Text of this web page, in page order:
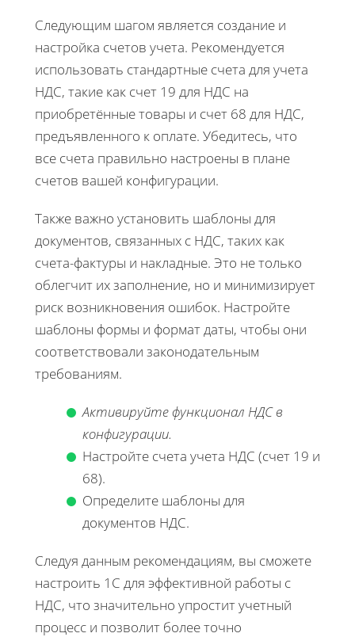
Следующим шагом является создание и
настройка счетов учета. Рекомендуется
использовать стандартные счета для учета
НДС, такие как счет 19 для НДС на
приобретённые товары и счет 68 для НДС,
предъявленного к оплате. Убедитесь, что
все счета правильно настроены в плане
счетов вашей конфигурации.
Также важно установить шаблоны для
документов, связанных с НДС, таких как
счета-фактуры и накладные. Это не только
облегчит их заполнение, но и минимизирует
риск возникновения ошибок. Настройте
шаблоны формы и формат даты, чтобы они
соответствовали законодательным
требованиям.
Активируйте функционал НДС в
конфигурации.
Настройте счета учета НДС (счет 19 и
68).
Определите шаблоны для
документов НДС.
Следуя данным рекомендациям, вы сможете
настроить 1С для эффективной работы с
НДС, что значительно упростит учетный
процесс и позволит более точно